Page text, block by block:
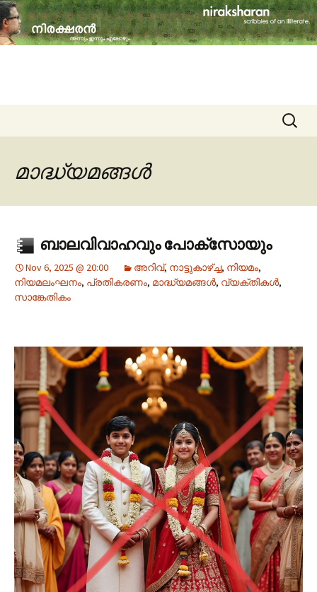
niraksharan (നിരക്ഷരൻ)
travelogues, book reviews, social issues,
cinema, memories & lot more…
Search
for:
മാദ്ധ്യമങ്ങൾ
ബാലവിവാഹവും പോക്സോയും
Nov 6, 2025 @ 20:00 അറിവ്, നാട്ടുകാഴ്‌ച്ച, നിയമം,
നിയമലംഘനം, പ്രതികരണം, മാദ്ധ്യമങ്ങൾ, വ്യക്തികൾ,
സാങ്കേതികം